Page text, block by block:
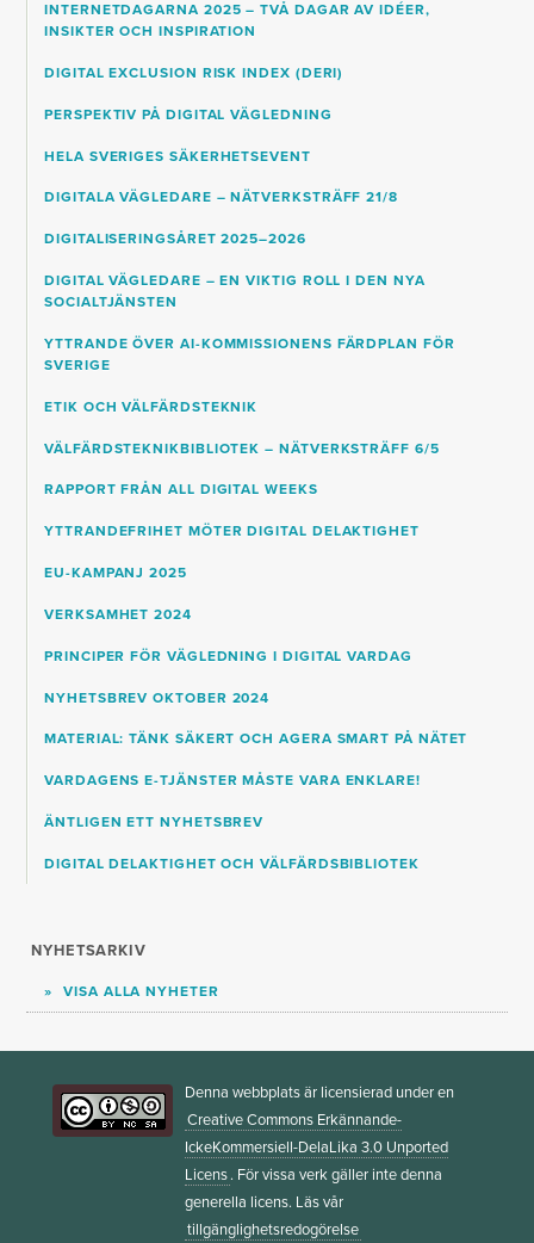
INTERNETDAGARNA 2025 – TVÅ DAGAR AV IDÉER,
INSIKTER OCH INSPIRATION
DIGITAL EXCLUSION RISK INDEX (DERI)
PERSPEKTIV PÅ DIGITAL VÄGLEDNING
HELA SVERIGES SÄKERHETSEVENT
DIGITALA VÄGLEDARE – NÄTVERKSTRÄFF 21/8
DIGITALISERINGSÅRET 2025–2026
DIGITAL VÄGLEDARE – EN VIKTIG ROLL I DEN NYA
SOCIALTJÄNSTEN
YTTRANDE ÖVER AI-KOMMISSIONENS FÄRDPLAN FÖR
SVERIGE
ETIK OCH VÄLFÄRDSTEKNIK
VÄLFÄRDSTEKNIKBIBLIOTEK – NÄTVERKSTRÄFF 6/5
RAPPORT FRÅN ALL DIGITAL WEEKS
YTTRANDEFRIHET MÖTER DIGITAL DELAKTIGHET
EU-KAMPANJ 2025
VERKSAMHET 2024
PRINCIPER FÖR VÄGLEDNING I DIGITAL VARDAG
NYHETSBREV OKTOBER 2024
MATERIAL: TÄNK SÄKERT OCH AGERA SMART PÅ NÄTET
VARDAGENS E-TJÄNSTER MÅSTE VARA ENKLARE!
ÄNTLIGEN ETT NYHETSBREV
DIGITAL DELAKTIGHET OCH VÄLFÄRDSBIBLIOTEK
NYHETSARKIV
VISA ALLA NYHETER
Denna webbplats är licensierad under en
Creative Commons Erkännande-
IckeKommersiell-DelaLika 3.0 Unported
Licens. För vissa verk gäller inte denna
generella licens. Läs vår
tillgänglighetsredogörelse